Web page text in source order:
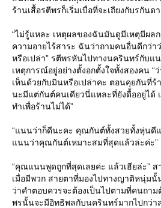
ร้านเสื้อรตีพรก็เริ่มเบื่อที่จะเถียงกับรกันด
“ไม่รู้แหละ เหตุผลของฉันมันดูมีเหตุมีผล
ความอายไร้สาระ ฉันว่าถามคนอื่นดีกว่า
หรือเปล่า” รตีพรหันไปทางนครินทร์กับแ
เหตุการณ์อยู่อย่างตั้งอกตั้งใจทั้งสองคน “
เห็นด้วยกับมินหรือเปล่าคะ ตอนคุยกันที่
นะมีแต่กันต์คนเดียวนี่แหละที่ยังดื้ออยู่ได้
ทำเพื่อร้านไม่ได้”
“แนนว่าก็ดีนะคะ คุณกันต์ทั้งสวยทั้งหุ่นดีแ
แนนว่าคุณกันต์เหมาะสมที่สุดแล้วล่ะค่ะ”
“คุณแนนพูดถูกที่สุดเลยค่ะ แล้วเฮียล่ะ”
เมื่อมีพวก สายตาที่มองไปทางญาติหนุ่มนั้
ว่าคำตอบควรจะต้องเป็นไปตามที่คนถาม
พรนั้นจะมีอิทธิพลกับนครินทร์มากไปกว่า